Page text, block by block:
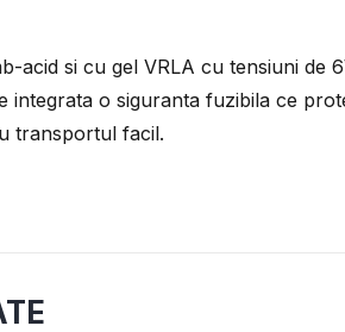
si cu gel VRLA cu tensiuni de
integrata o siguranta fuzibila ce
transportul facil.